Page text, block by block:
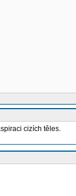
cizích těles.